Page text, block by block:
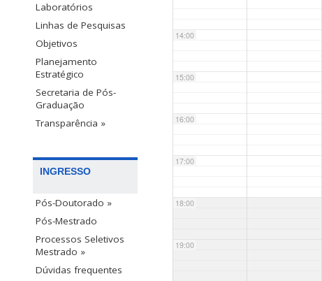
Laboratórios
Linhas de Pesquisas
Objetivos
Planejamento
Estratégico
Secretaria de Pós-
Graduação
Transparência »
INGRESSO
Pós-Doutorado »
Pós-Mestrado
Processos Seletivos
Mestrado »
Dúvidas frequentes
14:00
15:00
16:00
17:00
18:00
19:00